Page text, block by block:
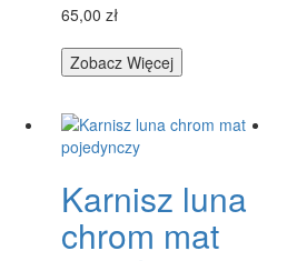
65,00 zł
Zobacz Więcej
Karnisz luna
chrom mat